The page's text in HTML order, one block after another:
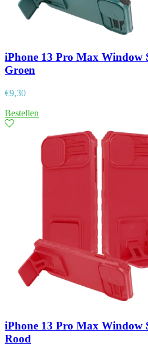
iPhone 13 Pro Max Window
Groen
€9,30
Bestellen
iPhone 13 Pro Max Window
Rood